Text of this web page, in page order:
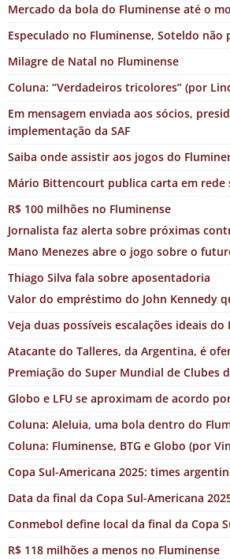
Mercado da bola do Fluminense até o
Especulado no Fluminense, Soteldo não
Milagre de Natal no Fluminense
Coluna: “Verdadeiros tricolores” (por
Em mensagem enviada aos sócios,
implementação da SAF
Saiba onde assistir aos jogos do
Mário Bittencourt publica carta em rede
R$ 100 milhões no Fluminense
Jornalista faz alerta sobre próximas
Mano Menezes abre o jogo sobre o
Thiago Silva fala sobre aposentadoria
Valor do empréstimo do John Kennedy
Veja duas possíveis escalações ideais do
Atacante do Talleres, da Argentina, é
Premiação do Super Mundial de Clubes
Globo e LFU se aproximam de acordo
Coluna: Aleluia, uma bola dentro do
Coluna: Fluminense, BTG e Globo (por
Copa Sul-Americana 2025: times
Data da final da Copa Sul-Americana
Conmebol define local da final da Copa
R$ 118 milhões a menos no Fluminense